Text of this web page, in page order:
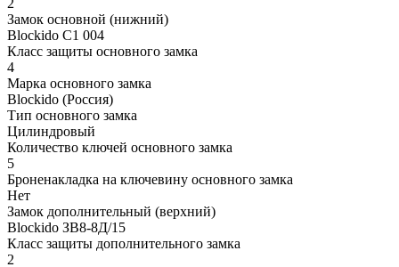
Замок основной (нижний)
Blockido C1 004
Класс защиты основного замка
4
Марка основного замка
Blockido (Россия)
Тип основного замка
Цилиндровый
Количество ключей основного замка
5
Броненакладка на ключевину основного замка
Нет
Замок дополнительный (верхний)
Blockido ЗВ8-8Д/15
Класс защиты дополнительного замка
2